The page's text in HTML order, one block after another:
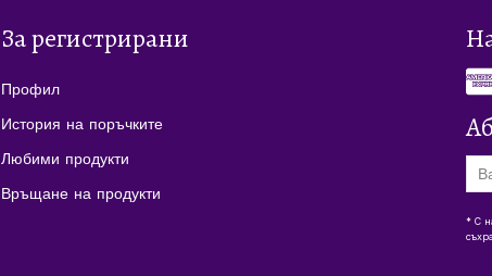
За регистрирани
Профил
История на поръчките
Любими продукти
Връщане на продукти
* С